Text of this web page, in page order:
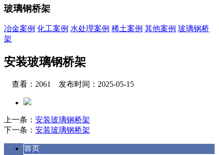
玻璃钢桥架
冶金案例 化工案例 水处理案例 稀土案例 其他案例 玻璃钢桥
架
安装玻璃钢桥架
查看：2061 发布时间：2025-05-15
上一条： 安装玻璃钢桥架
下一条： 安装玻璃钢桥架
首页